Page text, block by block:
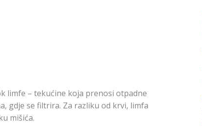
limfe – tekućine koja prenosi otpadne
gdje se filtrira. Za razliku od krvi, limfa
mišića.